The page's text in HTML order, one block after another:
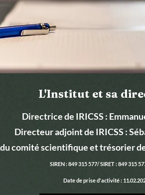
L'Institut et sa
Directrice de IRICSS :
Directeur adjoint de IRICSS :
comité scientifique et trésorier
SIREN : 849 315 577/ SIRET : 849 315
Date de prise d'activité :